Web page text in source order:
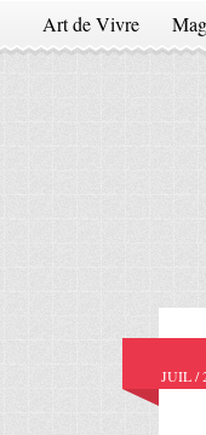
Art de Vivre
JUIL /